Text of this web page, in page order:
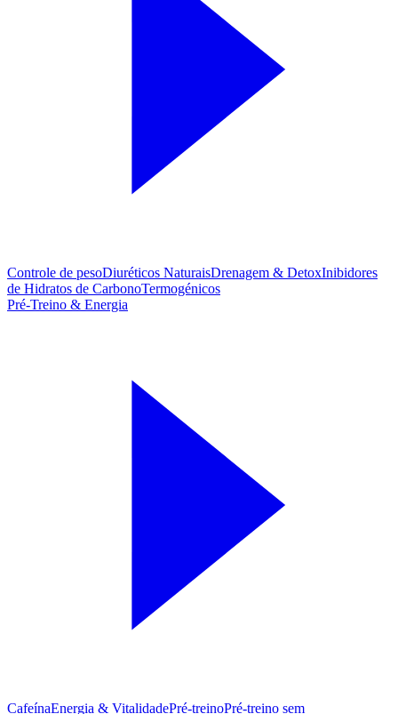
Controle de pesoDiuréticos NaturaisDrenagem & DetoxInibidores
de Hidratos de CarbonoTermogénicos
Pré-Treino & Energia
CafeínaEnergia & VitalidadePré-treinoPré‑treino sem